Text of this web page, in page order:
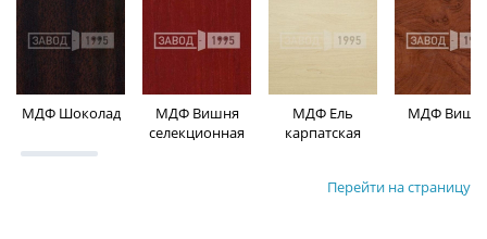
МДФ Шоколад
МДФ Вишня
селекционная
МДФ Ель
карпатская
МДФ
Перейти на страницу